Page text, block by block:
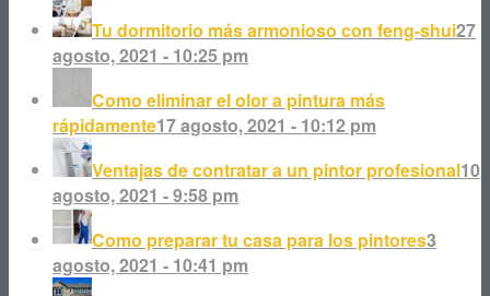
Tu dormitorio más armonioso con feng-shui27
agosto, 2021 - 10:25 pm
Como eliminar el olor a pintura más
rápidamente17 agosto, 2021 - 10:12 pm
Ventajas de contratar a un pintor profesional10
agosto, 2021 - 9:58 pm
Como preparar tu casa para los pintores3
agosto, 2021 - 10:41 pm